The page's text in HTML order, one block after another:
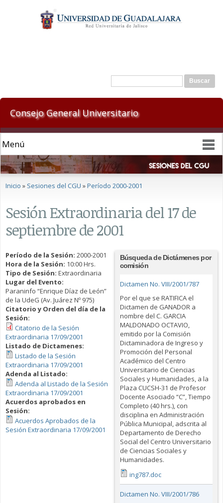
contenido
principal
Formulario de búsqueda
Buscar
Consejo General Universitario
Se encuentra usted aquí
Inicio » Sesiones del CGU »Período 2000-2001
Sesión Extraordinaria del 17 de
septiembre de 2001
Período de la Sesión: 2000-2001
Hora de la Sesión: 10:00 Hrs.
Tipo de Sesión: Extraordinaria
Lugar del Evento:
Paraninfo “Enrique Díaz de León”
de la UdeG (Av. Juárez Nº 975)
Citatorio y Orden del día de la
Sesión:
Citatorio de la Sesión
Extraordinaria 17/09/2001
Listado de Dictamenes:
Listado de la Sesión
Extraordinaria 17/09/2001
Adenda al Listado:
Adenda al Listado de la Sesión
Extraordinaria 17/09/2001
Acuerdos aprobados en
Sesión:
Acuerdos Aprobados de la
Sesión Extraordinaria 17/09/2001
Búsqueda de Dictámenes por
comisión
Dictamen No. VIII/2001/787
Por el que se RATIFICA el
Dictamen de GANADOR a
nombre del C. GARCIA
MALDONADO OCTAVIO,
emitido por la Comisión
Dictaminadora de Ingreso y
Promoción del Personal
Académico del Centro
Universitario de Ciencias
Sociales y Humanidades, a la
Plaza CUCSH-31 de Profesor
Docente Asociado “C”, Tiempo
Completo (40 hrs.), con
disciplina en Administración
Pública Municipal, adscrita al
Departamento de Derecho
Social del Centro Universitario
de Ciencias Sociales y
Humanidades.
ing787.doc
Dictamen No. VIII/2001/786